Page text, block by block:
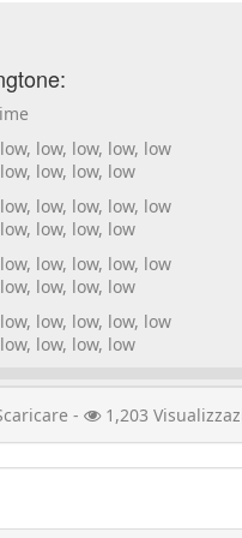
low, low, low, low
low, low, low
low, low, low, low
low, low, low
low, low, low, low
low, low, low
low, low, low, low
low, low, low
- 1,203